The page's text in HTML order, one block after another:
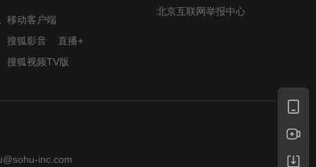
移动客户端
搜狐影音
直播+
搜狐视频TV版
北京互联网举报中心
inc.com